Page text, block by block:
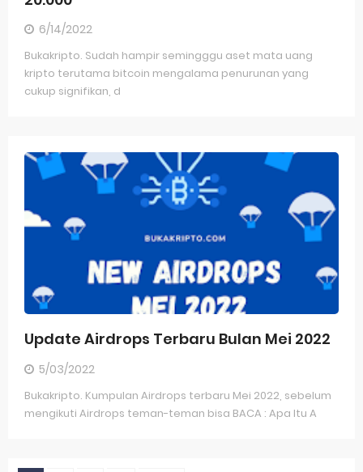
6/14/2022
Bukakripto. Sudah hampir semingggu aset mata uang
kripto terutama bitcoin mengalama penurunan yang
cukup signifikan, d
Update Airdrops Terbaru Bulan Mei 2022
5/03/2022
Bukakripto. Kumpulan Airdrops terbaru Mei 2022, sebelum
mengikuti Airdrops teman-teman bisa BACA : Apa Itu A